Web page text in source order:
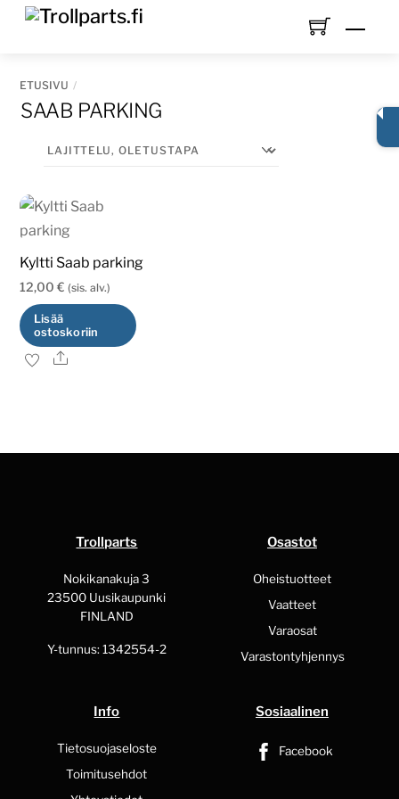
Skip
ETUSIVU
SAAB PARKING
Kyltti Saab parking
12,00€ (sis. alv.)
Lisää
ostoskoriin
Ale
Trollparts
Nokikanakuja 3
23500 Uusikaupunki
FINLAND
Y-tunnus: 1342554-2
Osastot
Oheistuotteet
Vaatteet
Varaosat
Varastontyhjennys
Info
Tietosuojaseloste
Toimitusehdot
Sosiaalinen
Facebook